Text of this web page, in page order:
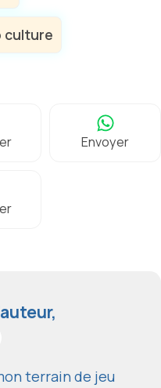
culture
Envoyer
terrain de jeu